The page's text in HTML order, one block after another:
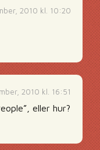
2010 kl. 10:20
2010 kl. 16:51
eller hur?